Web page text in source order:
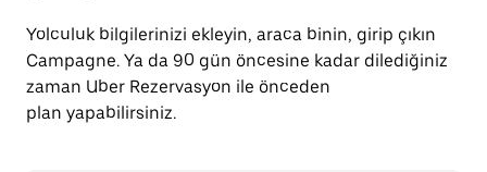
Yolculuk bilgilerinizi ekleyin, araca binin, girip çıkın
Campagne. Ya da 90 gün öncesine kadar dilediğiniz
zaman Uber Rezervasyon ile önceden
plan yapabilirsiniz.